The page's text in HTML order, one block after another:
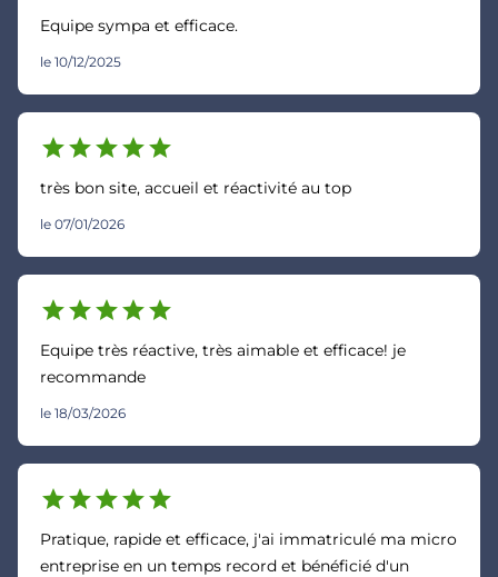
Equipe sympa et efficace.
le 10/12/2025
starstarstarstarstar
très bon site, accueil et réactivité au top
le 07/01/2026
starstarstarstarstar
Equipe très réactive, très aimable et efficace! je
recommande
le 18/03/2026
starstarstarstarstar
Pratique, rapide et efficace, j'ai immatriculé ma micro
entreprise en un temps record et bénéficié d'un